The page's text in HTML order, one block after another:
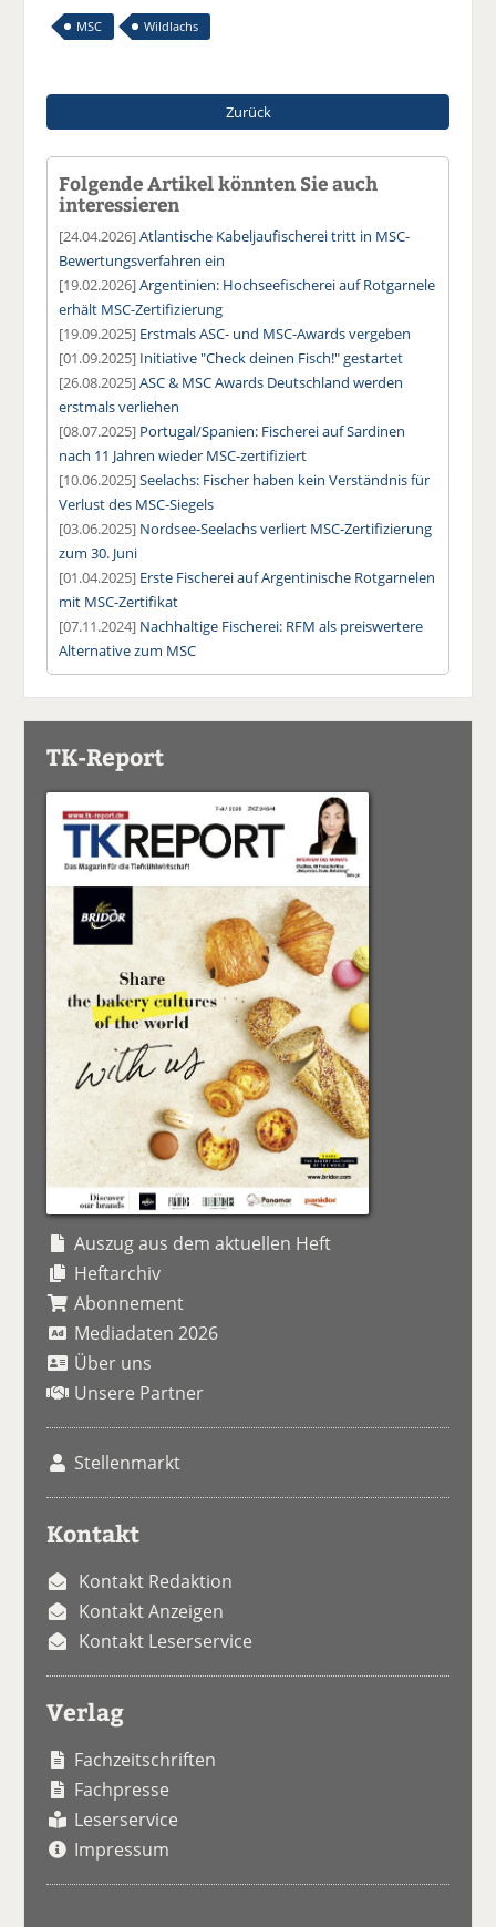
MSC Wildlachs
Zurück
Folgende Artikel könnten Sie auch
interessieren
[24.04.2026]Atlantische Kabeljaufischerei tritt in MSC-
Bewertungsverfahren ein
[19.02.2026]Argentinien: Hochseefischerei auf Rotgarnele
erhält MSC-Zertifizierung
[19.09.2025] Erstmals ASC- und MSC-Awards vergeben
[01.09.2025] Initiative "Check deinen Fisch!" gestartet
[26.08.2025]ASC & MSC Awards Deutschland werden
erstmals verliehen
[08.07.2025] Portugal/Spanien: Fischerei auf Sardinen
nach 11 Jahren wieder MSC-zertifiziert
[10.06.2025]Seelachs: Fischer haben kein Verständnis für
Verlust des MSC-Siegels
[03.06.2025] Nordsee-Seelachs verliert MSC-Zertifizierung
zum 30. Juni
[01.04.2025] Erste Fischerei auf Argentinische Rotgarnelen
mit MSC-Zertifikat
[07.11.2024] Nachhaltige Fischerei: RFM als preiswertere
Alternative zum MSC
TK-Report
Auszug aus dem aktuellen Heft
Heftarchiv
Abonnement
Mediadaten 2026
Über uns
Unsere Partner
Stellenmarkt
Kontakt
Kontakt Redaktion
Kontakt Anzeigen
Kontakt Leserservice
Verlag
Fachzeitschriften
Fachpresse
Leserservice
Impressum